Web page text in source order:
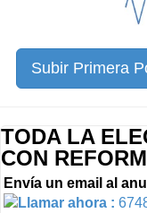
Subir Primera
TODA LA
CON
Envía un email al
Llamar ahora :